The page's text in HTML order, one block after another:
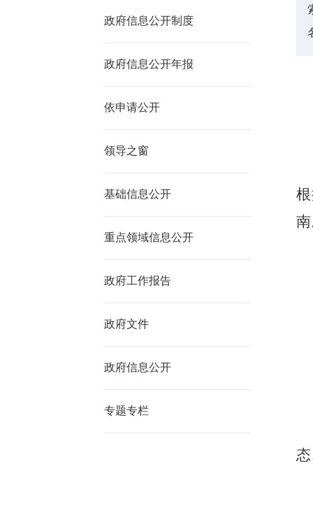
政府信息公开制度
政府信息公开年报
依申请公开
领导之窗
基础信息公开
重点领域信息公开
政府工作报告
政府文件
政府信息公开
专题专栏
南